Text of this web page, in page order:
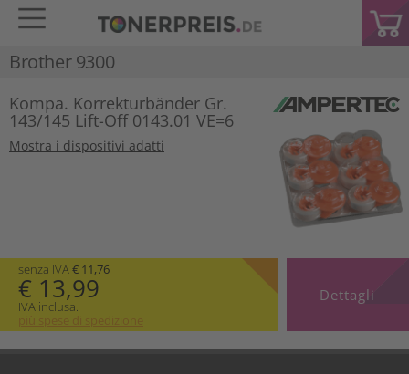
Brother 9300
Kompa. Korrekturbänder Gr.
143/145 Lift-Off 0143.01 VE=6
Mostra i dispositivi adatti
senza IVA€ 11,76
€ 13,99
IVA inclusa.
più spese di spedizione
Dettagli